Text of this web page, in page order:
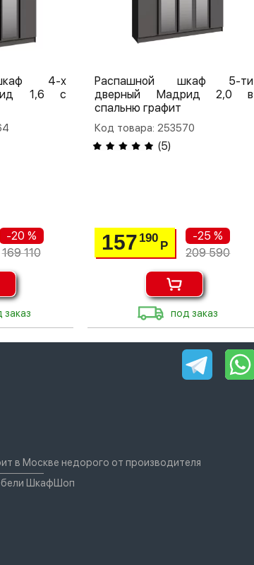
4-х
1,6 с
-20 %
169 110
заказ
Распашной шкаф 5-ти
дверный Мадрид 2,0 в
спальню графит
Код товара: 253570
(5)
157 190
Р
-25 %
209 590
под заказ
в Москве недорого от производителя
ШкафШоп